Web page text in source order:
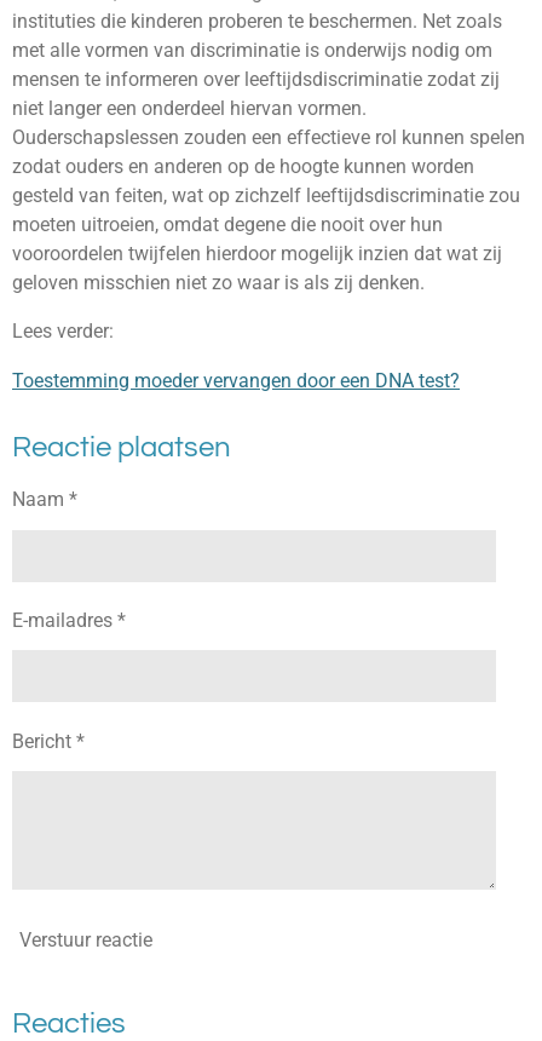
instituties die kinderen proberen te beschermen. Net zoals
met alle vormen van discriminatie is onderwijs nodig om
mensen te informeren over leeftijdsdiscriminatie zodat zij
niet langer een onderdeel hiervan vormen.
Ouderschapslessen zouden een effectieve rol kunnen spelen
zodat ouders en anderen op de hoogte kunnen worden
gesteld van feiten, wat op zichzelf leeftijdsdiscriminatie zou
moeten uitroeien, omdat degene die nooit over hun
vooroordelen twijfelen hierdoor mogelijk inzien dat wat zij
geloven misschien niet zo waar is als zij denken.
Lees verder:
Toestemming moeder vervangen door een DNA test?
Reactie plaatsen
Naam *
E-mailadres *
Bericht *
Verstuur reactie
Reacties